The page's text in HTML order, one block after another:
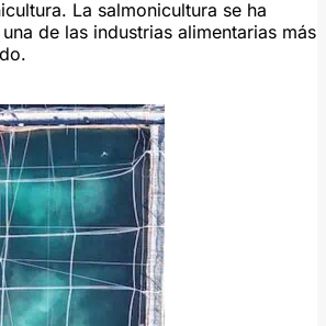
La salmonicultura se ha
de las industrias alimentarias más